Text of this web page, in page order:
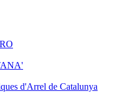
d'Arrel de Catalunya